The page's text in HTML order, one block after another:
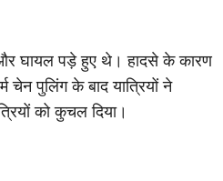
और घायल पड़े हुए थे। हादसे के कारण
चेन पुलिंग के बाद यात्रियों ने
को कुचल दिया।